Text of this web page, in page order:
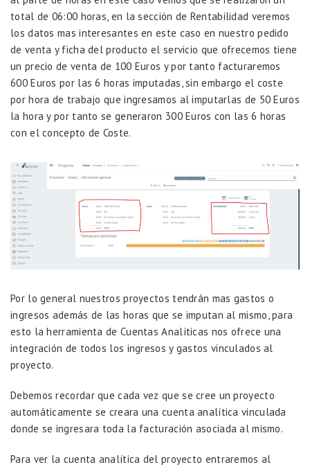
total de 06:00 horas, en la sección de Rentabilidad veremos
los datos mas interesantes en este caso en nuestro pedido
de venta y ficha del producto el servicio que ofrecemos tiene
un precio de venta de 100 Euros y por tanto facturaremos
600 Euros por las 6 horas imputadas, sin embargo el coste
por hora de trabajo que ingresamos al imputarlas de 50 Euros
la hora y por tanto se generaron 300 Euros con las 6 horas
con el concepto de Coste.
Por lo general nuestros proyectos tendrán mas gastos o
ingresos además de las horas que se imputan al mismo, para
esto la herramienta de Cuentas Analíticas nos ofrece una
integración de todos los ingresos y gastos vinculados al
proyecto.
Debemos recordar que cada vez que se cree un proyecto
automáticamente se creara una cuenta analítica vinculada
donde se ingresara toda la facturación asociada al mismo.
Para ver la cuenta analítica del proyecto entraremos al